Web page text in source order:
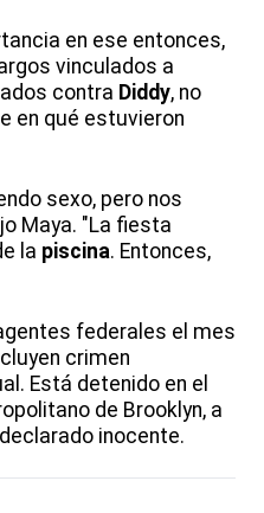
en ese entonces,
vinculados a
contra Diddy, no
en qué estuvieron
sexo, pero nos
Maya. "La fiesta
la piscina. Entonces,
federales el mes
crimen
Está detenido en el
de Brooklyn, a
inocente.